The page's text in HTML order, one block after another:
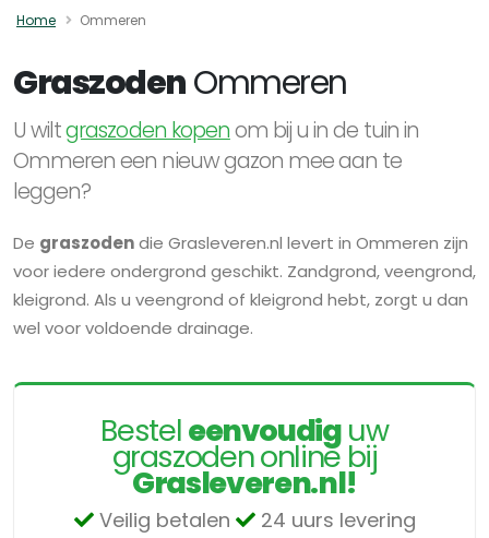
Home Ommeren
GraszodenOmmeren
U wiltgraszoden kopenom bij u in de tuin in
Ommeren een nieuw gazon mee aan te
leggen?
De graszodendie Grasleveren.nl levert in Ommeren zijn
voor iedere ondergrond geschikt. Zandgrond, veengrond,
kleigrond. Als u veengrond of kleigrond hebt, zorgt u dan
wel voor voldoende drainage.
Besteleenvoudiguw
graszoden online bij
Grasleveren.nl!
Veilig betalen 24 uurs levering